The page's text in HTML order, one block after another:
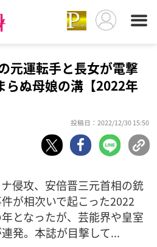
元運転手と長女が電撃
らぬ母娘の溝【2022年
投稿日：2022/12/30 15:50
侵攻、安倍晋三元首相の銃
が相次いで起こった2022
となったが、芸能界や皇室
発。本誌が目撃して...